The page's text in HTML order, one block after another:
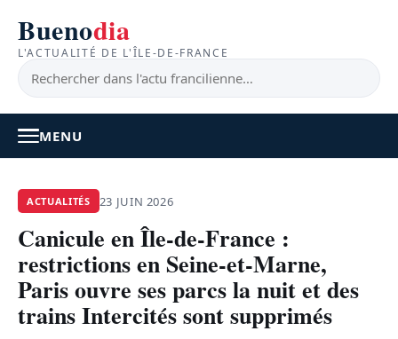
Buenodia
L'ACTUALITÉ DE L'ÎLE-DE-FRANCE
MENU
ACTUALITÉ
BONS PLANS
FEEL GOOD
ACTUALITÉS 23 JUIN 2026
Canicule en Île-de-France :
restrictions en Seine-et-Marne,
Paris ouvre ses parcs la nuit et des
trains Intercités sont supprimés